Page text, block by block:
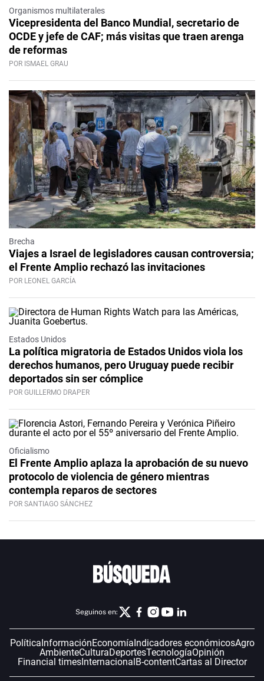
Organismos multilaterales
Vicepresidenta del Banco Mundial, secretario de
OCDE y jefe de CAF; más visitas que traen arenga
de reformas
POR ISMAEL GRAU
Brecha
Viajes a Israel de legisladores causan controversia;
el Frente Amplio rechazó las invitaciones
POR LEONEL GARCÍA
Estados Unidos
La política migratoria de Estados Unidos viola los
derechos humanos, pero Uruguay puede recibir
deportados sin ser cómplice
POR GUILLERMO DRAPER
Oficialismo
El Frente Amplio aplaza la aprobación de su nuevo
protocolo de violencia de género mientras
contempla reparos de sectores
POR SANTIAGO SÁNCHEZ
Seguinos en:
PolíticaInformaciónEconomíaIndicadores económicosAgro
AmbienteCulturaDeportesTecnologíaOpinión
Financial timesInternacionalB-contentCartas al Director